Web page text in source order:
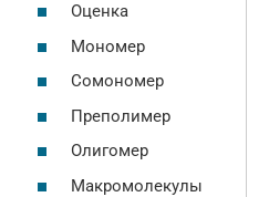
Оценка
Мономер
Сомономер
Преполимер
Олигомер
Макромолекулы